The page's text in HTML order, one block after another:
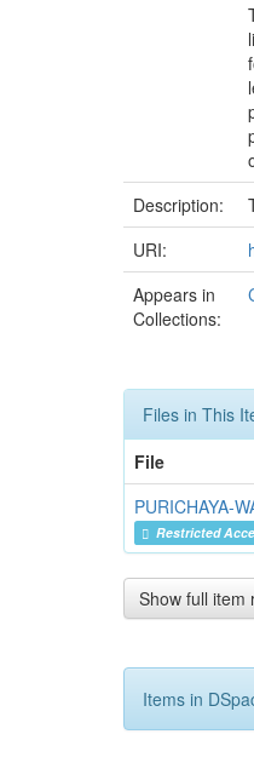
Description:
URI:
Appears in
Collections:
Files in This
File
PURICHAYA-
Restricted
Show full item
Items in